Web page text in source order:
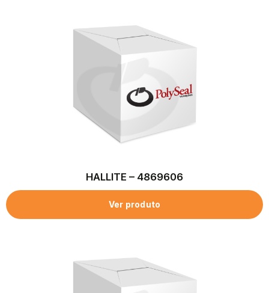
HALLITE – 4869606
Ver produto